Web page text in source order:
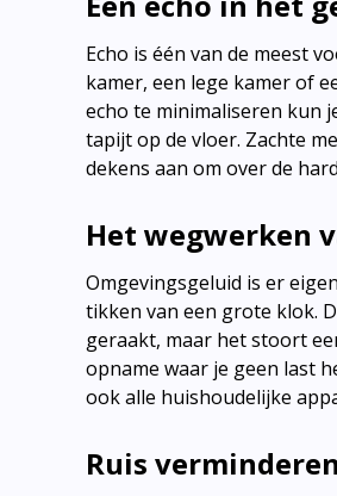
Echo is één van de meest
kamer, een lege kamer of
echo te minimaliseren kun
tapijt op de vloer. Zachte
dekens aan om over de
Het wegwerken
Omgevingsgeluid is er
tikken van een grote klok.
geraakt, maar het stoort
opname waar je geen last
ook alle huishoudelijke
Ruis